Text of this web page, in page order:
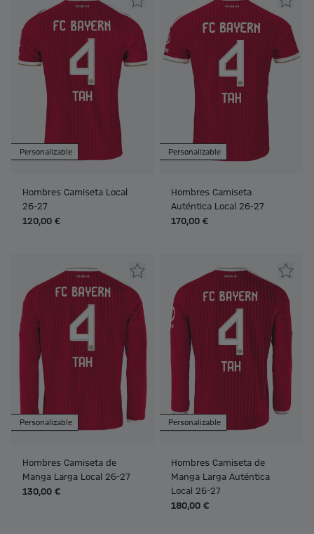
Personalizable
Hombres Camiseta Local
26-27
120,00 €
Personalizable
Hombres Camiseta
Auténtica Local 26-27
170,00 €
Personalizable
Hombres Camiseta de
Manga Larga Local 26-27
130,00 €
Personalizable
Hombres Camiseta de
Manga Larga Auténtica
Local 26-27
180,00 €